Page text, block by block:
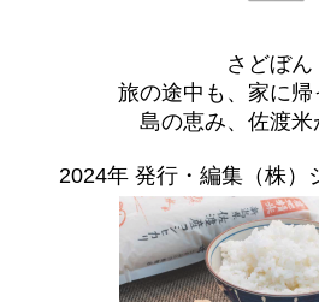
さどぼん
旅の途中も、家に帰
島の恵み、佐渡米
2024年 発行・編集（株）